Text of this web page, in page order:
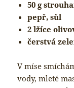
50 g
pepř, sůl
2 lžíce
čerstvá
V míse
vody, mleté